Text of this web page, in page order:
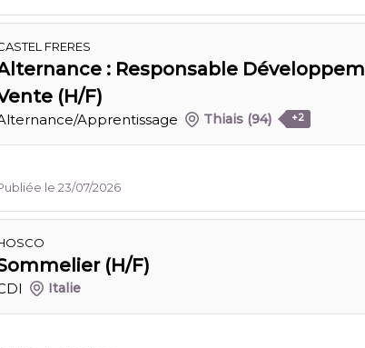
FRERES
: Responsable
(H/F)
Apprentissage Thiais (94) +2
le 23/07/2026
(H/F)
Italie